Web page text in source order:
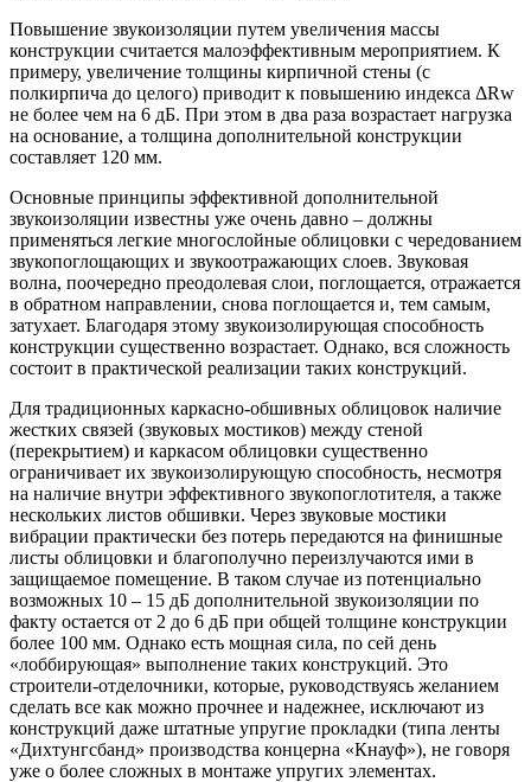
Повышение звукоизоляции путем увеличения массы
конструкции считается малоэффективным мероприятием. К
примеру, увеличение толщины кирпичной стены (с
полкирпича до целого) приводит к повышению индекса ΔRw
не более чем на 6 дБ. При этом в два раза возрастает нагрузка
на основание, а толщина дополнительной конструкции
составляет 120 мм.
Основные принципы эффективной дополнительной
звукоизоляции известны уже очень давно – должны
применяться легкие многослойные облицовки с чередованием
звукопоглощающих и звукоотражающих слоев. Звуковая
волна, поочередно преодолевая слои, поглощается, отражается
в обратном направлении, снова поглощается и, тем самым,
затухает. Благодаря этому звукоизолирующая способность
конструкции существенно возрастает. Однако, вся сложность
состоит в практической реализации таких конструкций.
Для традиционных каркасно-обшивных облицовок наличие
жестких связей (звуковых мостиков) между стеной
(перекрытием) и каркасом облицовки существенно
ограничивает их звукоизолирующую способность, несмотря
на наличие внутри эффективного звукопоглотителя, а также
нескольких листов обшивки. Через звуковые мостики
вибрации практически без потерь передаются на финишные
листы облицовки и благополучно переизлучаются ими в
защищаемое помещение. В таком случае из потенциально
возможных 10 – 15 дБ дополнительной звукоизоляции по
факту остается от 2 до 6 дБ при общей толщине конструкции
более 100 мм. Однако есть мощная сила, по сей день
«лоббирующая» выполнение таких конструкций. Это
строители-отделочники, которые, руководствуясь желанием
сделать все как можно прочнее и надежнее, исключают из
конструкций даже штатные упругие прокладки (типа ленты
«Дихтунгсбанд» производства концерна «Кнауф»), не говоря
уже о более сложных в монтаже упругих элементах.